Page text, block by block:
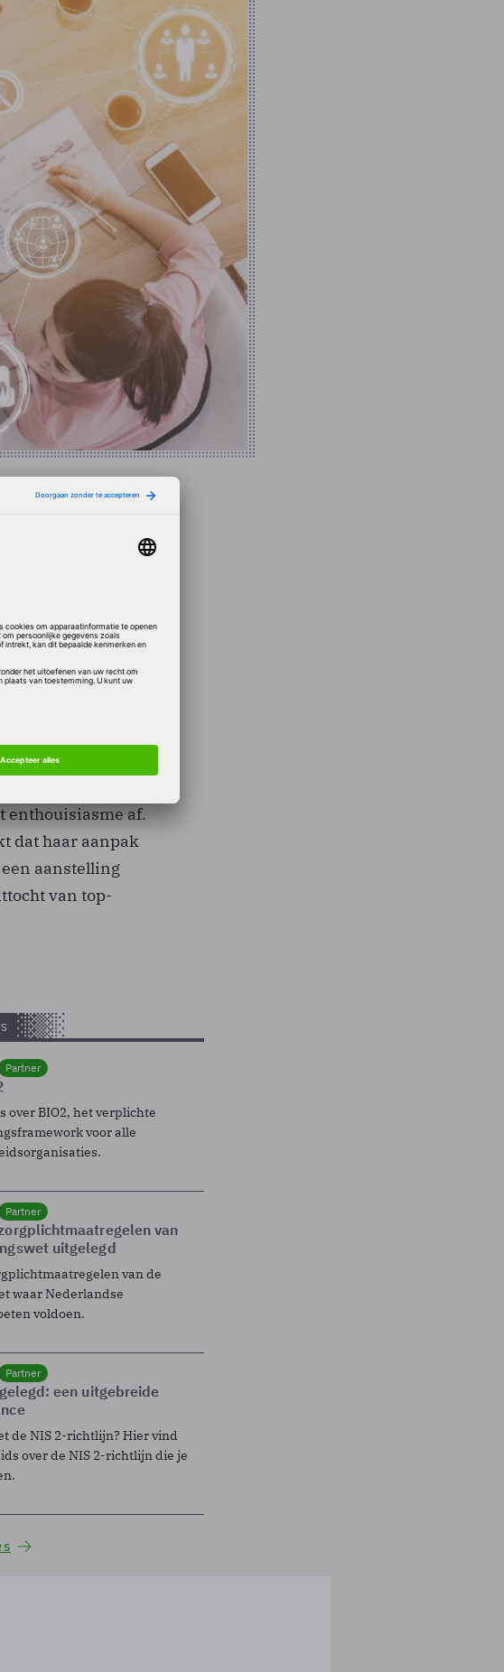
wegtrekken van
van
aangegaan
Het bedrijf
aantrekkelijker
executives een
kampt met
enthouisiasme af.
dat haar aanpak
aanstelling
van top-
Partner
over BIO2, het verplichte
voor alle
Partner
van
uitgelegd
van de
waar Nederlandse
voldoen.
Partner
een uitgebreide
de NIS 2-richtlijn? Hier vind
over de NIS 2-richtlijn die je